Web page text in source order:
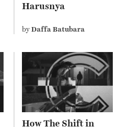
Harusnya
byDaffa Batubara
How The Shift in